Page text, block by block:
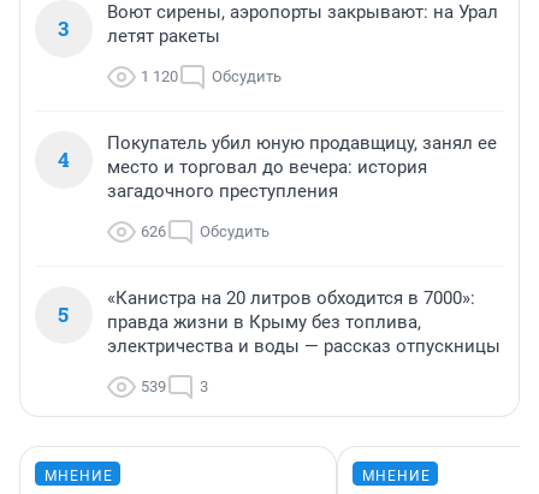
3
Воют сирены, аэропорты закрывают: на Урал
летят ракеты
1 120 Обсудить
4
Покупатель убил юную продавщицу, занял ее
место и торговал до вечера: история
загадочного преступления
626 Обсудить
5
«Канистра на 20 литров обходится в 7000»:
правда жизни в Крыму без топлива,
электричества и воды — рассказ отпускницы
539 3
МНЕНИЕ МНЕНИЕ